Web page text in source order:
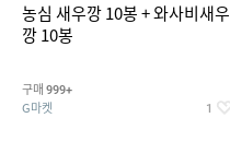
농심 새우깡 10봉 + 와사비새우
깡 10봉
구매 999+
G마켓 1